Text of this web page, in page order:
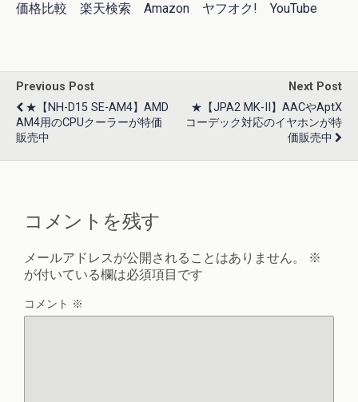
価格比較 楽天検索 Amazon ヤフオク! YouTube
Previous Post
★【NH-D15 SE-AM4】AMD
AM4用のCPUクーラーが特価
販売中
Next Post
★【JPA2 MK-II】AACやaptX
コーデック対応のイヤホンが特
価販売中
コメントを残す
メールアドレスが公開されることはありません。
※
が付いている欄は必須項目です
コメント ※